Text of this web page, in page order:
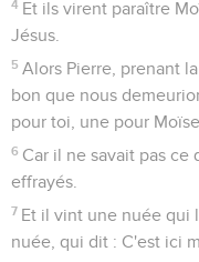
4 Et ils virent paraître
Jésus.
5 Alors Pierre, prenant
bon que nous
pour toi, une pour
6 Car il ne savait pas
effrayés.
7 Et il vint une nuée qui
nuée, qui dit : C'est ici